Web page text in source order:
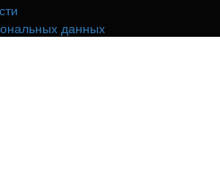
данных